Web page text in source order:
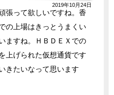
2019年10月24日
張って欲しいですね。香
の上場はきっとうまくい
ますね。ＨＢＤＥＸでの
上げられた仮想通貨です
きたいなって思います